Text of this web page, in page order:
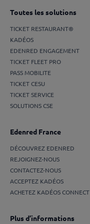
Toutes les solutions
TICKET RESTAURANT®
KADÉOS
EDENRED ENGAGEMENT
TICKET FLEET PRO
PASS MOBILITE
TICKET CESU
TICKET SERVICE
SOLUTIONS CSE
Edenred France
DÉCOUVREZ EDENRED
REJOIGNEZ-NOUS
CONTACTEZ-NOUS
ACCEPTEZ KADÉOS
ACHETEZ KADÉOS CONNECT
Plus d’informations